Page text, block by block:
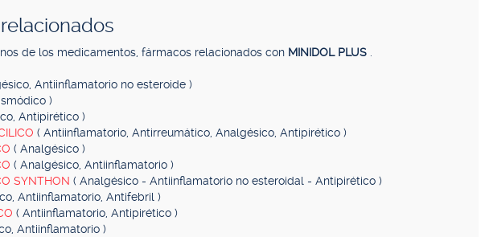
de los medicamentos, fármacos relacionados con MINIDOL PLUS
Antiinflamatorio no esteroide )
)
Antipirético )
( Antiinflamatorio, Antirreumático, Analgésico, Antipirético )
( Analgésico )
( Analgésico, Antiinflamatorio )
SYNTHON ( Analgésico - Antiinflamatorio no esteroidal - Antipirético )
Antiinflamatorio, Antifebril )
( Antiinflamatorio, Antipirético )
Antiinflamatorio )